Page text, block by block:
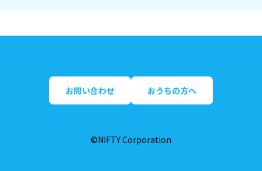
お問い合わせ おうちの方へ
©NIFTY Corporation